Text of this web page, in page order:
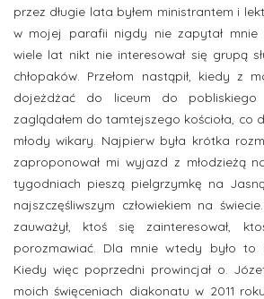
przez długie lata byłem ministrantem i
w mojej parafii nigdy nie zapytał mnie
wiele lat nikt nie interesował się grupą
chłopaków. Przełom nastąpił, kiedy z
dojeżdżać do liceum do pobliskiego
zaglądałem do tamtejszego kościoła, co
młody wikary. Najpierw była krótka
zaproponował mi wyjazd z młodzieżą
tygodniach pieszą pielgrzymkę na
najszczęśliwszym człowiekiem na
zauważył, ktoś się zainteresował,
porozmawiać. Dla mnie wtedy było to
Kiedy więc poprzedni prowincjał o.
moich święceniach diakonatu w 2011